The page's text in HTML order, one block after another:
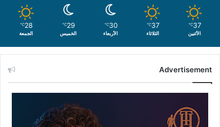
37
℃
الأثنين
37
℃
الثلاثاء
30
℃
الأربعاء
29
℃
الخميس
28
℃
الجمعة
Advertisement